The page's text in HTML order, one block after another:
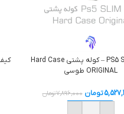
کیف PS5 SLIM – کوله پشتی Hard Case
ORIGINAL طوسی
تومان 7,896,000تومان